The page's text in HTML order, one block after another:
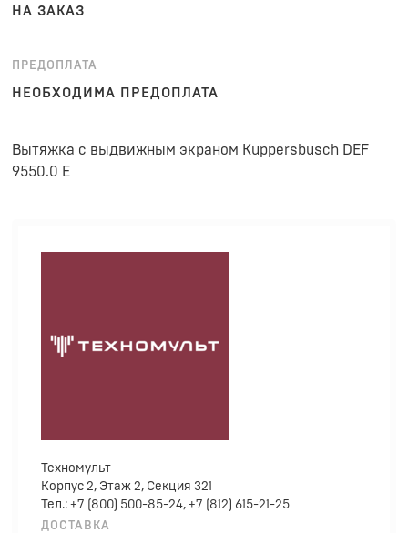
НА ЗАКАЗ
ПРЕДОПЛАТА
НЕОБХОДИМА ПРЕДОПЛАТА
Вытяжка с выдвижным экраном Kuppersbusch DEF
9550.0 E
Техномульт
Корпус 2, Этаж 2, Секция 321
Тел.: +7 (800) 500-85-24, +7 (812) 615-21-25
ДОСТАВКА